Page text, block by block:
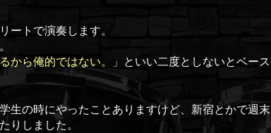
ートで演奏します。
から俺的ではない。」
といい二度としないとベース
生の時にやったことありますけど、新宿とかで週末
りしました。